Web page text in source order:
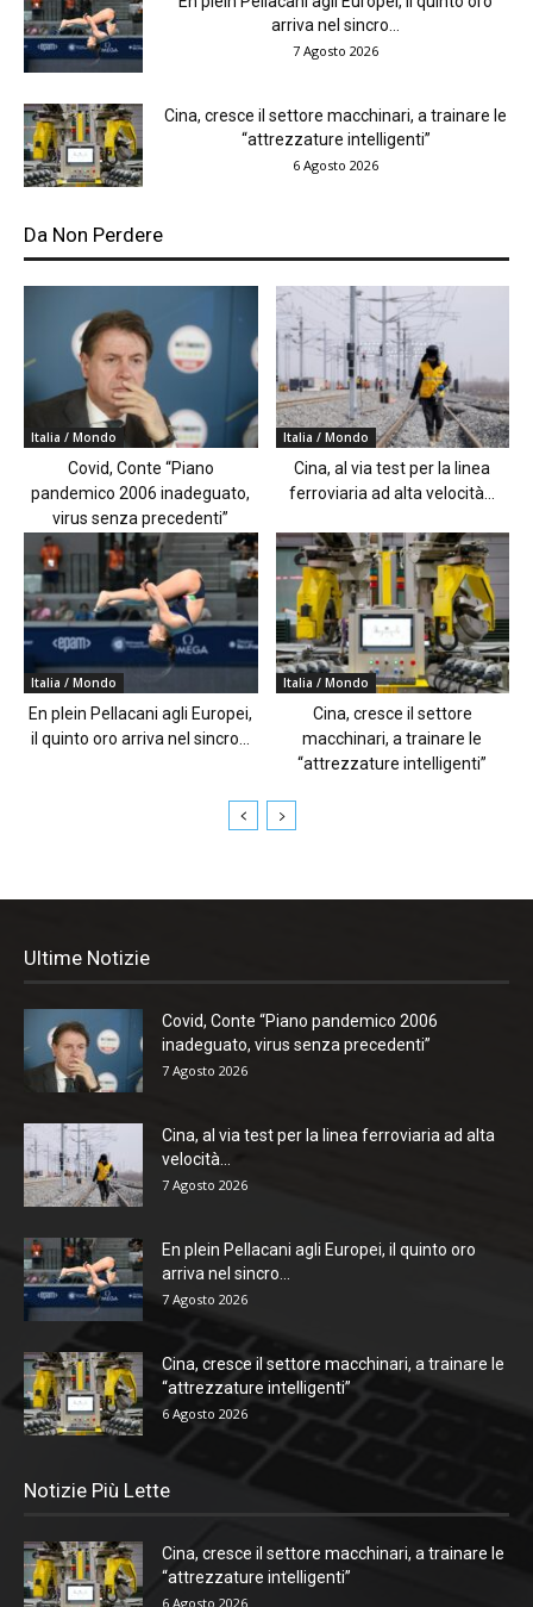
arriva nel sincro...
7 Agosto 2026
Cina, cresce il settore macchinari, a trainare le
“attrezzature intelligenti”
6 Agosto 2026
Da Non Perdere
Italia / Mondo
Covid, Conte “Piano
pandemico 2006 inadeguato,
virus senza precedenti”
Italia / Mondo
Cina, al via test per la linea
ferroviaria ad alta velocità...
Italia / Mondo
En plein Pellacani agli Europei,
il quinto oro arriva nel sincro...
Italia / Mondo
Cina, cresce il settore
macchinari, a trainare le
“attrezzature intelligenti”
Ultime Notizie
Covid, Conte “Piano pandemico 2006
inadeguato, virus senza precedenti”
7 Agosto 2026
Cina, al via test per la linea ferroviaria ad alta
velocità...
7 Agosto 2026
En plein Pellacani agli Europei, il quinto oro
arriva nel sincro...
7 Agosto 2026
Cina, cresce il settore macchinari, a trainare le
“attrezzature intelligenti”
6 Agosto 2026
Notizie Più Lette
Cina, cresce il settore macchinari, a trainare le
“attrezzature intelligenti”
6 Agosto 2026